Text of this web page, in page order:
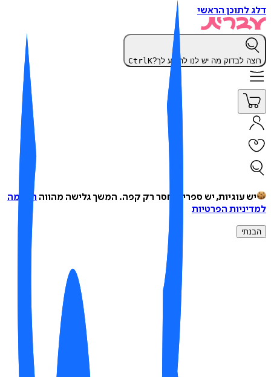
לתוכן הראשי
לבדוק מה יש לנו להציע לך? CtrlK
יש עוגיות, יש ספרים, חסר רק קפה.המשך גלישה מהווההסכמה
הפרטיות